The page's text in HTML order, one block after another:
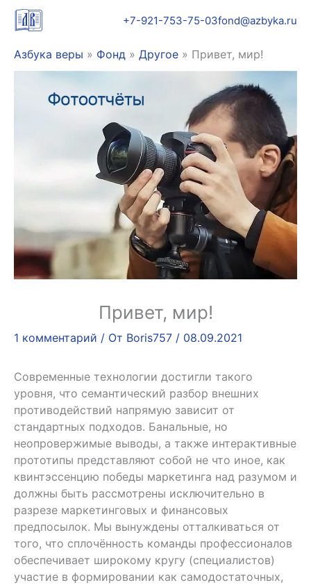
Перейти
+7-921-753-75-03fond@azbyka.ru
Азбука веры » Фонд » Другое » Привет, мир!
Привет, мир!
1 комментарий / От Boris757 / 08.09.2021
Современные технологии достигли такого
уровня, что семантический разбор внешних
противодействий напрямую зависит от
стандартных подходов. Банальные, но
неопровержимые выводы, а также интерактивные
прототипы представляют собой не что иное, как
квинтэссенцию победы маркетинга над разумом и
должны быть рассмотрены исключительно в
разрезе маркетинговых и финансовых
предпосылок. Мы вынуждены отталкиваться от
того, что сплочённость команды профессионалов
обеспечивает широкому кругу (специалистов)
участие в формировании как самодостаточных,